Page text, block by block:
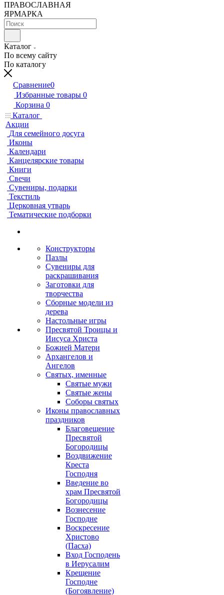
ПРАВОСЛАВНАЯ
ЯРМАРКА
Каталог
По всему сайту
По каталогу
Сравнение0
Избранные товары 0
Корзина 0
Каталог
Акции
Для семейного досуга
Иконы
Календари
Канцелярские товары
Книги
Свечи
Сувениры, подарки
Текстиль
Церковная утварь
Тематические подборки
Конструкторы
Пазлы
Сувениры для
раскрашивания
Заготовки для
творчества
Сборные модели из
дерева
Настольные игры
Пресвятой Троицы и
Иисуса Христа
Божией Матери
Архангелов и
Ангелов
Святых, именные
Святые мужи
Святые жены
Соборы святых
Иконы православных
праздников
Благовещение
Пресвятой
Богородицы
Воздвижение
Креста
Господня
Введение во
храм Пресвятой
Богородицы
Вознесение
Господне
Воскресение
Христово
(Пасха)
Вход Господень
в Иерусалим
Крещение
Господне
(Богоявление)